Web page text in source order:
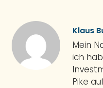
Klaus
Mein
ich
Pike